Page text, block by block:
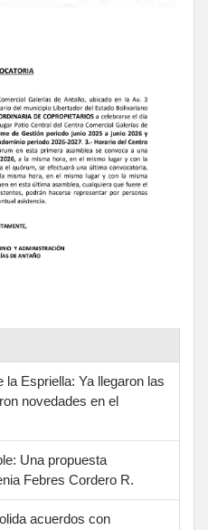
la Espriella: Ya llegaron las
novedades en el
Una propuesta
Febres Cordero R.
acuerdos con